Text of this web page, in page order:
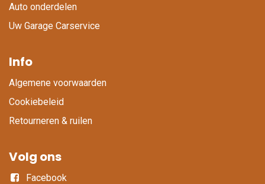
Auto onderdelen
Uw Garage Carservice
Info
Algemene voorwaarden
Cookiebeleid
Retourneren & ruilen
Volg ons
Facebook